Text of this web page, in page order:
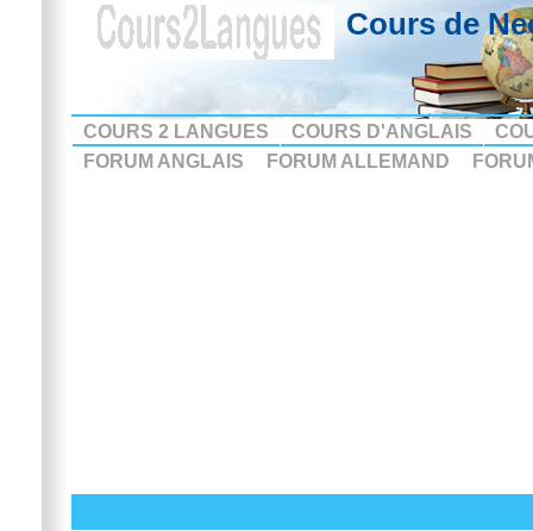
Cours de
COURS 2 LANGUES COURS D'ANGLAIS
FORUM ANGLAIS
FORUM ALLEMAND